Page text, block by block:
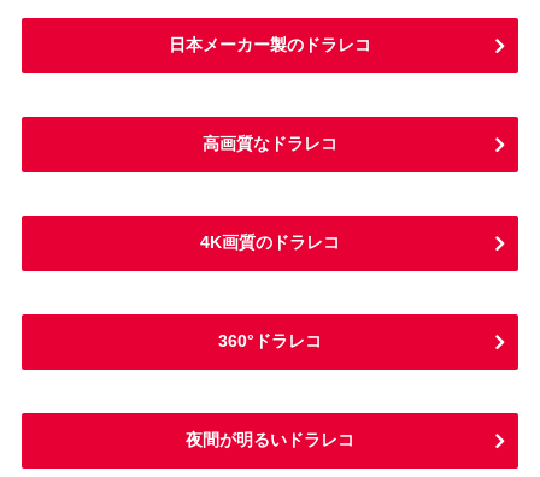
日本メーカー製のドラレコ
高画質なドラレコ
4K画質のドラレコ
360°ドラレコ
夜間が明るいドラレコ